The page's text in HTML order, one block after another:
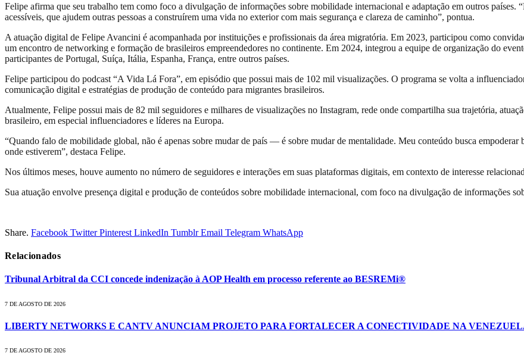
Felipe afirma que seu trabalho tem como foco a divulgação de informações sobre mobilidade internacional e adaptação em outros países.
acessíveis, que ajudem outras pessoas a construírem uma vida no exterior com mais segurança e clareza de caminho”, pontua.
A atuação digital de Felipe Avancini é acompanhada por instituições e profissionais da área migratória. Em 2023, participou como
um encontro de networking e formação de brasileiros empreendedores no continente. Em 2024, integrou a equipe de organização do
participantes de Portugal, Suíça, Itália, Espanha, França, entre outros países.
Felipe participou do podcast “A Vida Lá Fora”, em episódio que possui mais de 102 mil visualizações. O programa se volta a
comunicação digital e estratégias de produção de conteúdo para migrantes brasileiros.
Atualmente, Felipe possui mais de 82 mil seguidores e milhares de visualizações no Instagram, rede onde compartilha sua trajetória,
brasileiro, em especial influenciadores e líderes na Europa.
“Quando falo de mobilidade global, não é apenas sobre mudar de país — é sobre mudar de mentalidade. Meu conteúdo busca
onde estiverem”, destaca Felipe.
Nos últimos meses, houve aumento no número de seguidores e interações em suas plataformas digitais, em contexto de interesse
Sua atuação envolve presença digital e produção de conteúdos sobre mobilidade internacional, com foco na divulgação de informações
Share. Facebook Twitter Pinterest LinkedIn Tumblr Email Telegram WhatsApp
Relacionados
Tribunal Arbitral da CCI concede indenização à AOP Health em processo referente ao BESREMi®
7 DE AGOSTO DE 2026
LIBERTY NETWORKS E CANTV ANUNCIAM PROJETO PARA FORTALECER A CONECTIVIDADE NA
7 DE AGOSTO DE 2026